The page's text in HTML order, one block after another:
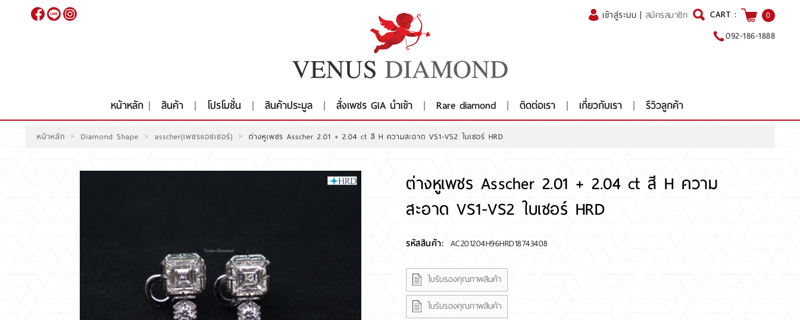
เข้าสู่ระบบ | สมัครสมาชิก CART : 0
092-186-1888
หน้าหลัก สินค้า โปรโมชั่น สินค้าประมูล สั่งเพชร GIA นำเข้า Rare diamond ติดต่อเรา เกี่ยวกับเรา รีวิวลูกค้า
หน้าหลัก > Diamond Shape > asscher(เพชรแอชเชอร์) > ต่างหูเพชร Asscher 2.01 + 2.04 ct สี H ความสะอาด VS1-VS2 ใบเซอร์ HRD
ต่างหูเพชร Asscher 2.01 + 2.04 ct สี H ความ
สะอาด VS1-VS2 ใบเซอร์ HRD
รหัสสินค้า: AC201204H96HRD18743408
ใบรับรองคุณภาพสินค้า
ใบรับรองคุณภาพสินค้า